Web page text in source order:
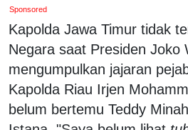
Sponsored
Kapolda Jawa Timur tidak
Negara saat Presiden Joko
mengumpulkan jajaran
Kapolda Riau Irjen
belum bertemu Teddy